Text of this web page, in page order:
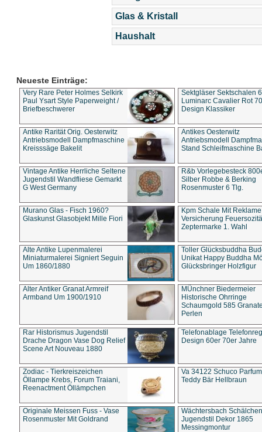
Glas & Kristall
Haushalt
Neueste Einträge:
Very Rare Peter Holmes Selkirk
Paul Ysart Style Paperweight /
Briefbeschwerer
Sektgläser Sektschalen
Luminarc Cavalier Rot
Design Klassiker
Antike Rarität Orig. Oesterwitz
Antriebsmodell Dampfmaschine
Kreisssäge Bakelit
Antikes Oesterwitz
Antriebsmodell
Stand Schleifmaschine
Vintage Antike Herrliche Seltene
Jugendstil Wandfliese Gemarkt
G West Germany
R&b Vorlegebesteck
Silber Robbe & Berking
Rosenmuster 6 Tlg.
Murano Glas - Fisch 1960?
Glaskunst Glasobjekt Mille Fiori
Kpm Schale Mit Reklame
Versicherung
Zeptermarke 1. Wahl
Alte Antike Lupenmalerei
Miniaturmalerei Signiert Seguin
Um 1860/1880
Toller Glücksbuddha
Unikat Happy Buddha
Glücksbringer Holzfigur
Alter Antiker Granat Armreif
Armband Um 1900/1910
MÜnchner Biedermeier
Historische Ohrringe
Schaumgold 585
Perlen
Rar Historismus Jugendstil
Drache Dragon Vase Dog Relief
Scene Art Nouveau 1880
Telefonablage
Design 60er 70er Jahre
Zodiac - Tierkreiszeichen
Öllampe Krebs, Forum Traiani,
Reenactment Öllämpchen
Va 34122 Schuco
Teddy Bär Hellbraun
Originale Meissen Fuss - Vase
Rosenmuster Mit Goldrand
Wächtersbach Schälchen
Jugendstil Dekor 1865
Messingmontur